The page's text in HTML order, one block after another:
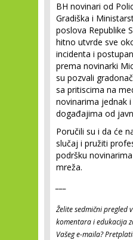
BH novinari od
Gradiška i
poslova Republike
hitno utvrde sve
incidenta i
prema novinarki
su pozvali
sa pritiscima na
novinarima jednak
događajima od
Poručili su i da će
slučaj i pružiti
podršku
mreža.
Želite sedmični pregled
komentara i edukacija
Vašeg e-maila?